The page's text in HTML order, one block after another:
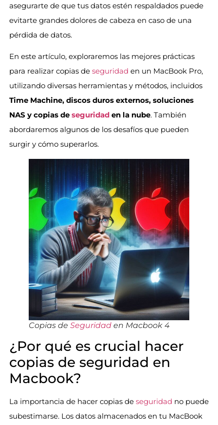
asegurarte de que tus datos estén respaldados puede
evitarte grandes dolores de cabeza en caso de una
pérdida de datos.
En este artículo, exploraremos las mejores prácticas
para realizar copias de seguridad en un MacBook Pro,
utilizando diversas herramientas y métodos, incluidos
Time Machine, discos duros externos, soluciones
NAS y copias de seguridaden la nube. También
abordaremos algunos de los desafíos que pueden
surgir y cómo superarlos.
Copias de Seguridaden Macbook 4
¿Por qué es crucial hacer
copias de seguridad en
Macbook?
La importancia de hacer copias de seguridad no puede
subestimarse. Los datos almacenados en tu MacBook